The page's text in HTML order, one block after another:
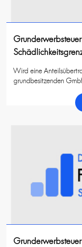
Wird eine
grundbesitzenden